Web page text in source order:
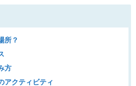
所？
方
アクティビティ